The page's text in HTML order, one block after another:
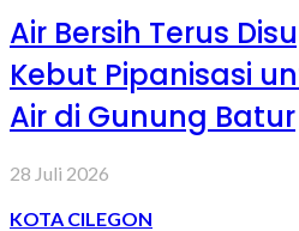
Air Bersih Terus
Kebut Pipanisasi
Air di Gunung Batur
28 Juli 2026
KOTA CILEGON